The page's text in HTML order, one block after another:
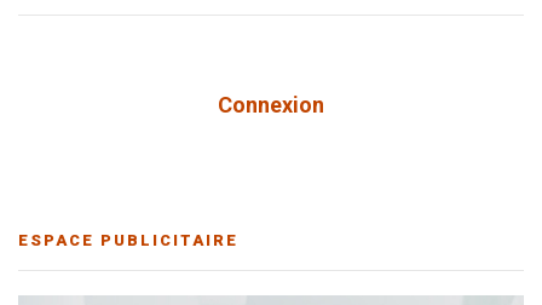
Connexion
ESPACE PUBLICITAIRE